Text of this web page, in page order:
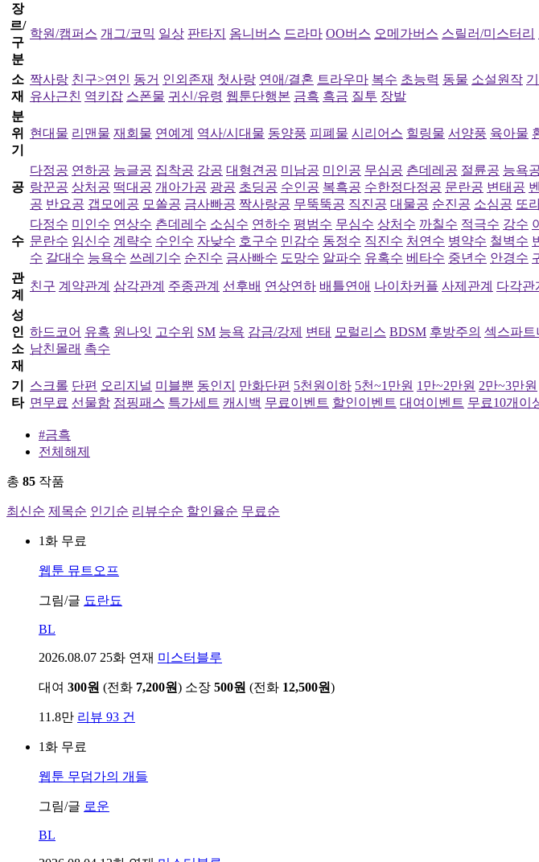
장
르/
구
분
학원/캠퍼스 개그/코믹 일상 판타지 옴니버스 드라마 OO버스 오메가버스 스릴러/미스터리
소
재
짝사랑 친구>연인 동거 인외존재 첫사랑 연애/결혼 트라우마 복수 초능력 동물 소설원작
유사근친 역키잡 스폰물 귀신/유령 웹툰단행본 금흑 흑금 질투 장발
분
위
기
현대물 리맨물 재회물 연예계 역사/시대물 동양풍 피폐물 시리어스 힐링물 서양풍 육아물
공
다정공 연하공 능글공 집착공 강공 대형견공 미남공 미인공 무심공 츤데레공 절륜공 능욕
랑꾼공 상처공 떡대공 개아가공 광공 초딩공 수인공 복흑공 수한정다정공 문란공 변태공
공 반요공 갭모에공 모쏠공 금사빠공 짝사랑공 무뚝뚝공 직진공 대물공 순진공 소심공 또
수
다정수 미인수 연상수 츤데레수 소심수 연하수 평범수 무심수 상처수 까칠수 적극수 강수
문란수 임신수 계략수 수인수 자낮수 호구수 민감수 동정수 직진수 처연수 병약수 철벽수
수 갈대수 능욕수 쓰레기수 순진수 금사빠수 도망수 알파수 유혹수 베타수 중년수 안경수
관
계
친구 계약관계 삼각관계 주종관계 선후배 연상연하 배틀연애 나이차커플 사제관계 다각관
성
인
소
재
하드코어 유혹 원나잇 고수위 SM 능욕 감금/강제 변태 모럴리스 BDSM 후방주의 섹스파트
남친몰래 촉수
기
타
스크롤 단편 오리지널 미블뿐 동인지 만화단편 5천원이하 5천~1만원 1만~2만원 2만~3만원
면무료 선물함 점핑패스 특가세트 캐시백 무료이벤트 할인이벤트 대여이벤트 무료10개이
#금흑
전체해제
총 85 작품
최신순 제목순 인기순 리뷰수순 할인율순 무료순
1화 무료
웹툰 뮤트오프
그림/글 됴란됴
BL
2026.08.07 25화 연재 미스터블루
대여 300원 (전화 7,200원) 소장 500원 (전화 12,500원)
11.8만 리뷰 93 건
1화 무료
웹툰 무덤가의 개들
그림/글 로운
BL